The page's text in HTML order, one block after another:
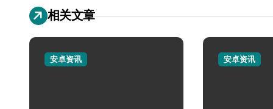
相关文章
安卓资讯 安卓资讯